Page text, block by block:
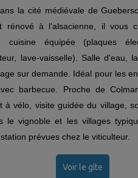
la cité médiévale de
rénové à l'alsacienne, il vous
cuisine équipée (plaques
lave-vaisselle). Salle d'eau,
sur demande. Idéal pour les
barbecue. Proche de
à vélo, visite guidée du village,
le vignoble et les villages
prévues chez le viticulteur.
Voir le gîte